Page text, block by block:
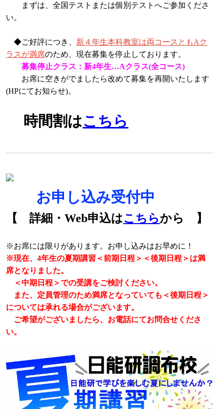
まずは、全国テストまたは個別テストへご参加くださ
い。
◆ご好評につき、 新４年生本科教室は両コースともAク
ラスが満席のため、現在募集を停止しております。
募集停止クラス：新4年生…Aクラス(全コース)
お席に空きがでましたら改めて募集を再開いたします
(HPにてお知らせ)。
時間割はこちら
お申し込み受付中
【 詳細・Web申込はこちらから 】
※お席には限りがあります。お申し込みはお早めに！
※現在、4年生の夏期講習＜前期日程＞＜後期日程＞は満
席となりました。
＜中期日程＞での受講をご検討ください。
また、定員管理のため満席となっていても＜後期日程＞
については承れる場合がございます。
ご希望がございましたら、お電話にてお問合せくださ
い。